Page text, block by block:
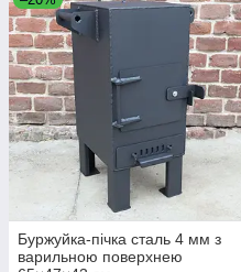
Буржуйка-пічка сталь 4 мм з
варильною поверхнею